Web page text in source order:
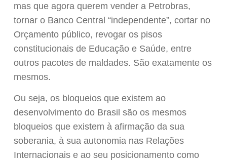
mas que agora querem vender a Petrobras,
tornar o Banco Central “independente”, cortar no
Orçamento público, revogar os pisos
constitucionais de Educação e Saúde, entre
outros pacotes de maldades. São exatamente os
mesmos.
Ou seja, os bloqueios que existem ao
desenvolvimento do Brasil são os mesmos
bloqueios que existem à afirmação da sua
soberania, à sua autonomia nas Relações
Internacionais e ao seu posicionamento como